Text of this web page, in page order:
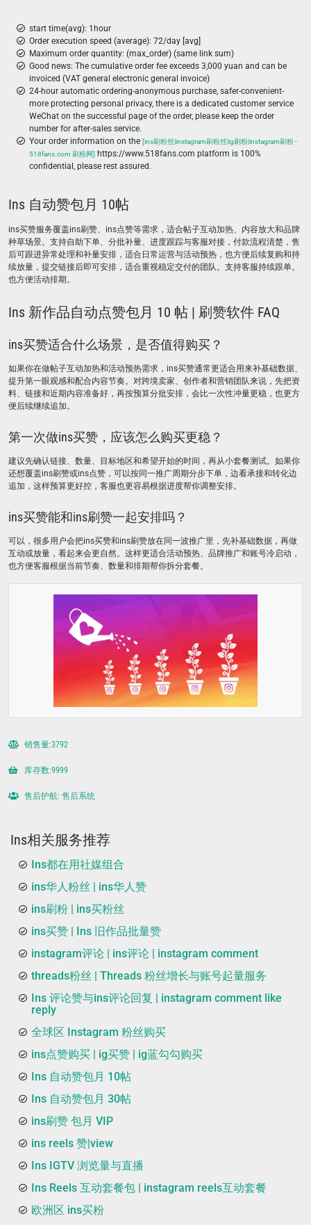
start time(avg): 1hour
Order execution speed (average): 72/day [avg]
Maximum order quantity: (max_order) (same link sum)
Good news: The cumulative order fee exceeds 3,000 yuan and can be
invoiced (VAT general electronic general invoice)
24-hour automatic ordering-anonymous purchase, safer-convenient-
more protecting personal privacy, there is a dedicated customer service
WeChat on the successful page of the order, please keep the order
number for after-sales service.
Your order information on the [ins刷粉丝|instagram刷粉丝|ig刷粉|instagram刷粉 -
518fans.com 刷粉网]
https://www.518fans.com platform is 100%
confidential, please rest assured.
Ins 自动赞包月 10帖
ins买赞服务覆盖ins刷赞、ins点赞等需求，适合帖子互动加热、内容放大和品牌
种草场景。支持自助下单、分批补量、进度跟踪与客服对接，付款流程清楚，售
后可跟进异常处理和补量安排，适合日常运营与活动预热，也方便后续复购和持
续放量，提交链接后即可安排，适合重视稳定交付的团队。支持客服持续跟单。
也方便活动排期。
Ins 新作品自动点赞包月 10 帖 | 刷赞软件 FAQ
ins买赞适合什么场景，是否值得购买？
如果你在做帖子互动加热和活动预热需求，ins买赞通常更适合用来补基础数据、
提升第一眼观感和配合内容节奏。对跨境卖家、创作者和营销团队来说，先把资
料、链接和近期内容准备好，再按预算分批安排，会比一次性冲量更稳，也更方
便后续继续追加。
第一次做ins买赞，应该怎么购买更稳？
建议先确认链接、数量、目标地区和希望开始的时间，再从小套餐测试。如果你
还想覆盖ins刷赞或ins点赞，可以按同一推广周期分步下单，边看承接和转化边
追加，这样预算更好控，客服也更容易根据进度帮你调整安排。
ins买赞能和ins刷赞一起安排吗？
可以，很多用户会把ins买赞和ins刷赞放在同一波推广里，先补基础数据，再做
互动或放量，看起来会更自然。这样更适合活动预热、品牌推广和账号冷启动，
也方便客服根据当前节奏、数量和排期帮你拆分套餐。
销售量:3792
库存数:9999
售后护航: 售后系统
Ins相关服务推荐
Ins都在用社媒组合
ins华人粉丝 | ins华人赞
ins刷粉 | ins买粉丝
ins买赞 | Ins 旧作品批量赞
instagram评论 | ins评论 | instagram comment
threads粉丝 | Threads 粉丝增长与账号起量服务
Ins 评论赞与ins评论回复 | instagram comment like
reply
全球区 Instagram 粉丝购买
ins点赞购买 | ig买赞 | ig蓝勾勾购买
Ins 自动赞包月 10帖
Ins 自动赞包月 30帖
ins刷赞 包月 VIP
ins reels 赞|view
Ins IGTV 浏览量与直播
Ins Reels 互动套餐包 | instagram reels互动套餐
欧洲区 ins买粉